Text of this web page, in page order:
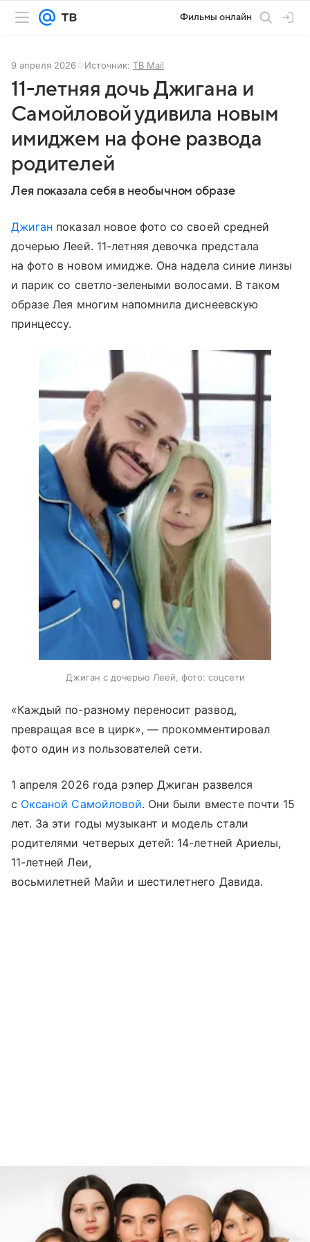
Фильмы онлайн
9 апреля 2026 Источник: ТВ Mail
11-летняя дочь Джигана и
Самойловой удивила новым
имиджем на фоне развода
родителей
Лея показала себя в необычном образе
Джиган показал новое фото со своей средней
дочерью Леей. 11-летняя девочка предстала
на фото в новом имидже. Она надела синие линзы
и парик со светло-зелеными волосами. В таком
образе Лея многим напомнила диснеевскую
принцессу.
Джиган с дочерью Леей, фото: соцсети
«Каждый по-разному переносит развод,
превращая все в цирк», — прокомментировал
фото один из пользователей сети.
1 апреля 2026 года рэпер Джиган развелся
с Оксаной Самойловой. Они были вместе почти 15
лет. За эти годы музыкант и модель стали
родителями четверых детей: 14-летней Ариелы,
11-летней Леи,
восьмилетней Майи и шестилетнего Давида.